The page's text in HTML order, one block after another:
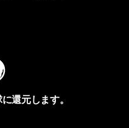
還元します。